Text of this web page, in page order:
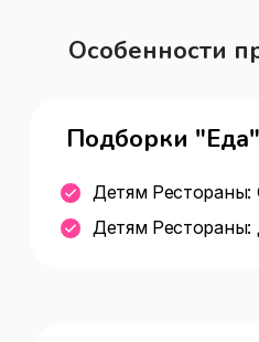
Особенности
Подборки "Еда"
Детям Рестораны:
Детям Рестораны: